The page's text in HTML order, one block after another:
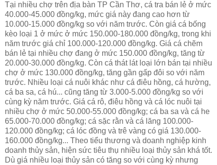
Tại nhiều chợ trên địa bàn TP Cần Thơ, cá tra bán lẻ ở mức
40.000-45.000 đồng/kg, mức giá này đang cao hơn từ
10.000-15.000 đồng/kg so với năm trước. Còn giá cá bống
kèo loại 1 ở mức ở mức 150.000-180.000 đồng/kg, trong khi
năm trước giá chỉ 100.000-120.000 đồng/kg. Giá cá chẽm
bán lẻ tại nhiều chợ đang ở mức 150.000 đồng/kg, tăng từ
20.000-30.000 đồng/kg. Còn cá thát lát loại lớn bán tại nhiều
chợ ở mức 130.000 đồng/kg, tăng gần gấp đôi so với năm
trước. Nhiều loại cá nuôi khác như cá điêu hồng, cá hường,
cá ba sa, cá hú... cũng tăng từ 3.000-5.000 đồng/kg so với
cùng kỳ năm trước. Giá cá rô, điêu hồng và cá lóc nuôi tại
nhiều chợ ở mức 50.000-55.000 đồng/kg; cá ba sa và cá he
65.000-70.000 đồng/kg; cá sặc rằn và cá lăng 100.000-
120.000 đồng/kg; cá lóc đồng và trê vàng có giá 130.000-
160.000 đồng/kg... Theo tiểu thương và doanh nghiệp kinh
doanh thủy sản, hiện sức tiêu thụ nhiều loại thủy sản khá tốt.
Dù giá nhiều loại thủy sản có tăng so với cùng kỳ nhưng